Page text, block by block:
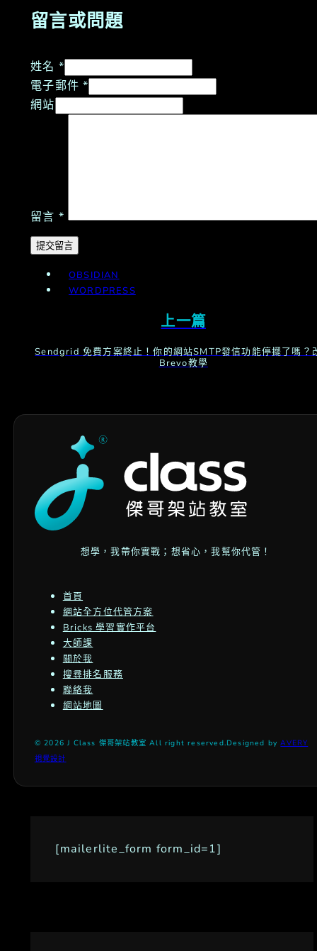
留言或問題
姓名 *
電子郵件 *
網站
留言 *
OBSIDIAN
WORDPRESS
上一篇
Sendgrid 免費方案終止！你的網站SMTP發信功能停擺了嗎？
Brevo教學
想學，我帶你實戰；想省心，我幫你代管！
首頁
網站全方位代管方案
Bricks 學習實作平台
大師課
關於我
搜尋排名服務
聯絡我
網站地圖
© 2026 J Class 傑哥架站教室 All right reserved.Designed byAVERY
視覺設計
[mailerlite_form form_id=1]